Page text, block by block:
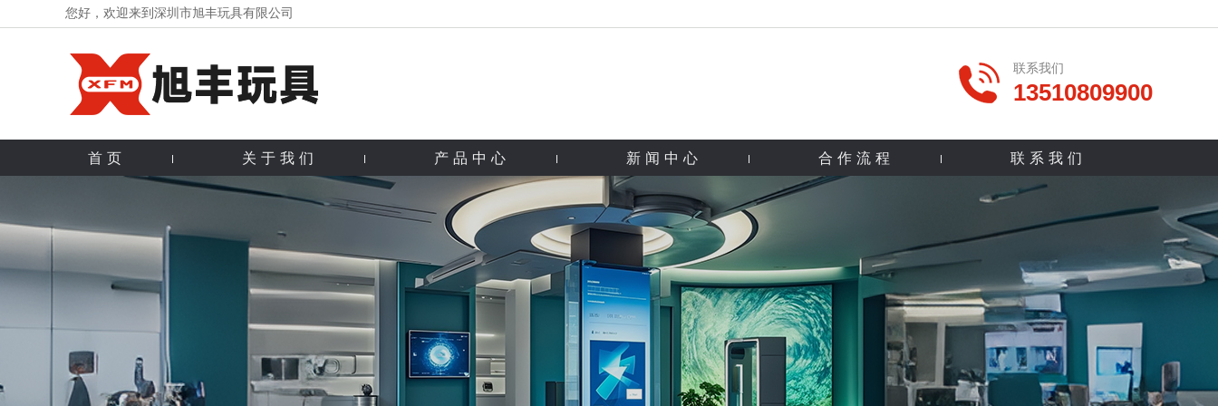
您好，欢迎来到深圳市旭丰玩具有限公司
联系我们
13510809900
首页 关于我们 产品中心 新闻中心 合作流程 联系我们